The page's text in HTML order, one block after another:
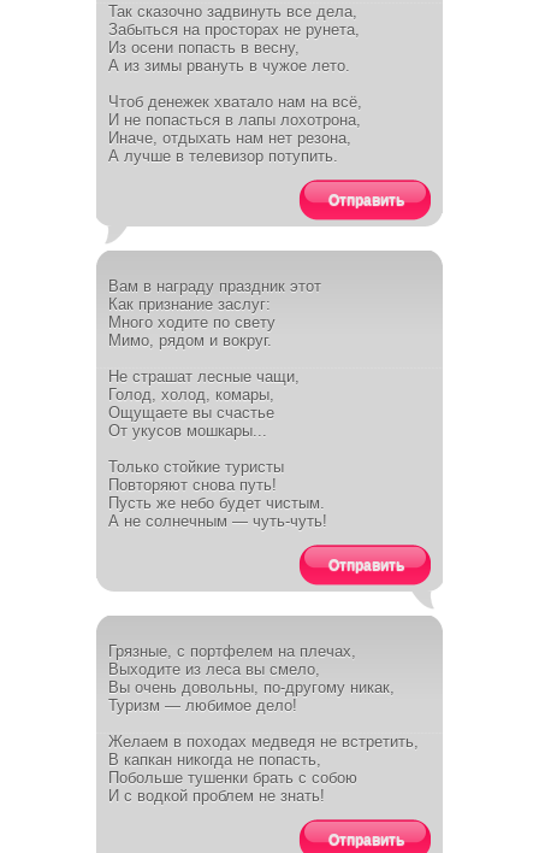
Так сказочно задвинуть все дела,
Забыться на просторах не рунета,
Из осени попасть в весну,
А из зимы рвануть в чужое лето.
Чтоб денежек хватало нам на всё,
И не попасться в лапы лохотрона,
Иначе, отдыхать нам нет резона,
А лучше в телевизор потупить.
Отправить
Вам в награду праздник этот
Как признание заслуг:
Много ходите по свету
Мимо, рядом и вокруг.
Не страшат лесные чащи,
Голод, холод, комары,
Ощущаете вы счастье
От укусов мошкары...
Только стойкие туристы
Повторяют снова путь!
Пусть же небо будет чистым.
А не солнечным — чуть-чуть!
Отправить
Грязные, с портфелем на плечах,
Выходите из леса вы смело,
Вы очень довольны, по-другому никак,
Туризм — любимое дело!
Желаем в походах медведя не встретить,
В капкан никогда не попасть,
Побольше тушенки брать с собою
И с водкой проблем не знать!
Отправить